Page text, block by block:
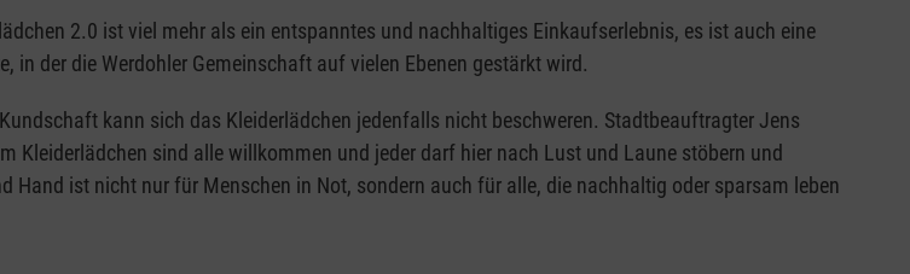
2.0 ist viel mehr als ein entspanntes und nachhaltiges Einkaufserlebnis, es ist auch eine
in der die Werdohler Gemeinschaft auf vielen Ebenen gestärkt wird.
kann sich das Kleiderlädchen jedenfalls nicht beschweren. Stadtbeauftragter Jens
Kleiderlädchen sind alle willkommen und jeder darf hier nach Lust und Laune stöbern und
Hand ist nicht nur für Menschen in Not, sondern auch für alle, die nachhaltig oder sparsam leben